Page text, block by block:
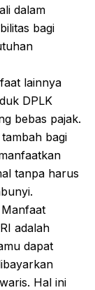
dalam
bagi
lainnya
DPLK
bebas pajak.
bagi
tanpa harus
Manfaat
adalah
dapat
Hal ini